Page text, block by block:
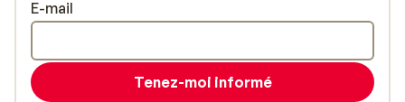
E-mail
Tenez-moi informé